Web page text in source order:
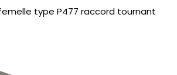
type P477 raccord tournant